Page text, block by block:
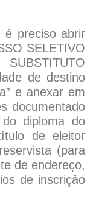
é preciso abrir
SELETIVO
de destino
e anexar em
documentado
diploma do
de eleitor
(para
de endereço,
de inscrição